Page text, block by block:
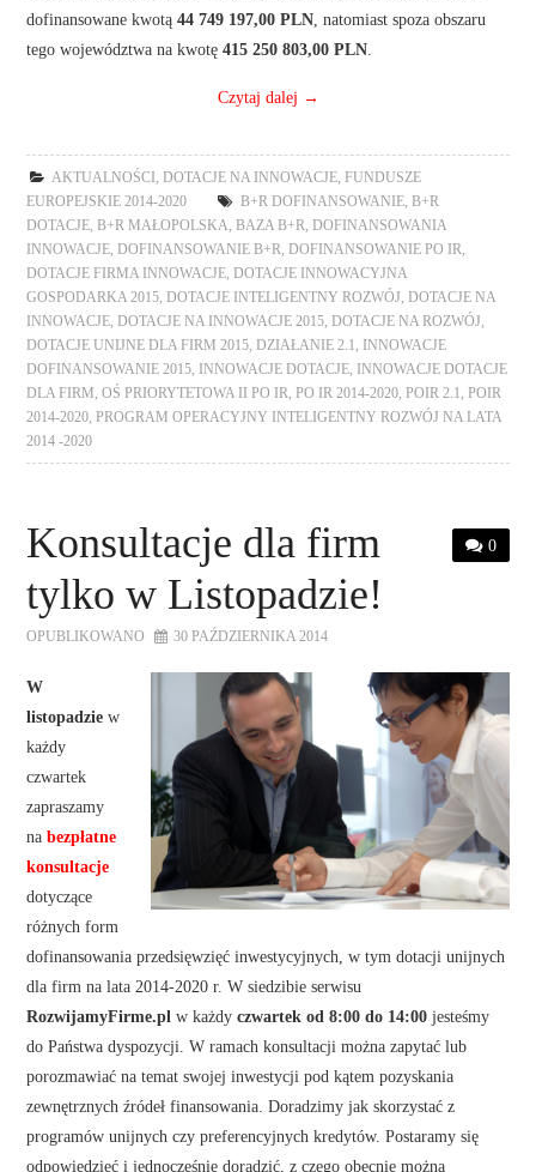
dofinansowane kwotą44 749 197,00 PLN , natomiast spoza obszaru
tego województwa na kwotę415 250 803,00 PLN
Czytaj dalej →
AKTUALNOŚCI ,DOTACJE NA INNOWACJE ,FUNDUSZE
EUROPEJSKIE 2014-2020
B+R DOFINANSOWANIE ,B+R
DOTACJE ,B+R MAŁOPOLSKA ,BAZA B+R ,DOFINANSOWANIA
INNOWACJE ,DOFINANSOWANIE B+R ,DOFINANSOWANIE PO IR
DOTACJE FIRMA INNOWACJE ,DOTACJE INNOWACYJNA
GOSPODARKA 2015 ,DOTACJE INTELIGENTNY ROZWÓJ ,DOTACJE NA
INNOWACJE ,DOTACJE NA INNOWACJE 2015 ,DOTACJE NA ROZWÓJ
DOTACJE UNIJNE DLA FIRM 2015 ,DZIAŁANIE 2.1
INNOWACJE
DOFINANSOWANIE 2015
INNOWACJE DOTACJE
INNOWACJE DOTACJE
DLA FIRM ,OŚ PRIORYTETOWA II PO IR ,PO IR 2014-2020 ,POIR 2.1 ,POIR
2014-2020 ,PROGRAM OPERACYJNY INTELIGENTNY ROZWÓJ NA LATA
2014 -2020
0
Konsultacje dla firm
tylko w Listopadzie!
OPUBLIKOWANO 30 PAŹDZIERNIKA 2014
W
listopadzie w
każdy
czwartek
zapraszamy
na bezpłatne
konsultacje
dotyczące
różnych form
dofinansowania przedsięwzięć inwestycyjnych, w tym dotacji unijnych
dla firm na lata 2014-2020 r. W siedzibie serwisu
RozwijamyFirme.pl w każdy czwartek od 8:00 do 14:00 jesteśmy
do Państwa dyspozycji. W ramach konsultacji można zapytać lub
porozmawiać na temat swojej inwestycji pod kątem pozyskania
zewnętrznych źródeł finansowania. Doradzimy jak skorzystać z
programów unijnych czy preferencyjnych kredytów. Postaramy się
odpowiedzieć i jednocześnie doradzić, z czego obecnie można